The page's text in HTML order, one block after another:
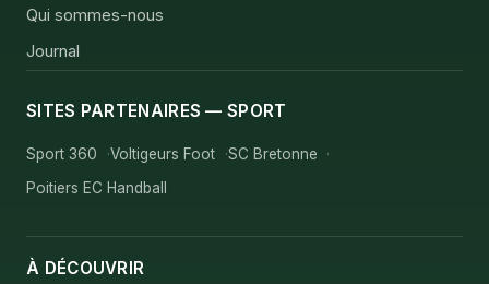
Qui sommes-nous
Journal
SITES PARTENAIRES — SPORT
Sport 360 Voltigeurs Foot
SC Bretonne
Poitiers EC Handball
À DÉCOUVRIR